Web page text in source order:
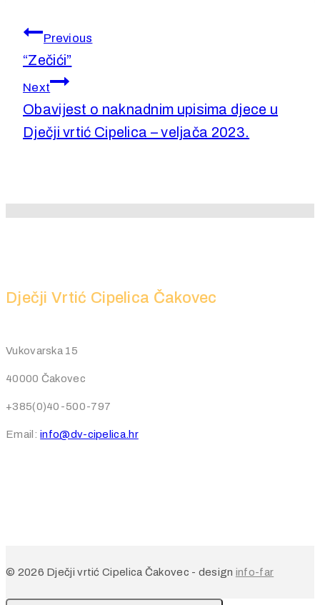
Navigacija
Previous
“Zečići”
Next
Obavijest o naknadnim upisima djece u
Dječji vrtić Cipelica – veljača 2023.
Dječji Vrtić Cipelica Čakovec
Vukovarska 15
40000 Čakovec
+385(0)40-500-797
Email:info@dv-cipelica.hr
© 2026 Dječji vrtić Cipelica Čakovec - design info-far